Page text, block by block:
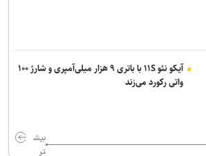
آیکو نئو ۱۱S با باتری ۹ هزار میلی‌آمپری و شارژ ۱۰۰
واتی رکورد می‌زند
بیش
تر